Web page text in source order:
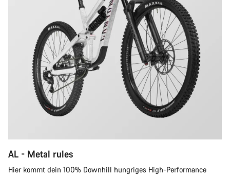
AL - Metal rules
Hier kommt dein 100% Downhill hungriges High-Performance